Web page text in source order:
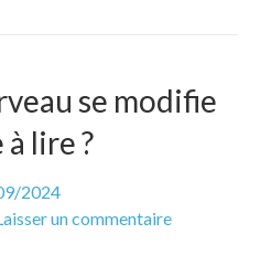
se modifie
lire ?
2024
un commentairesur